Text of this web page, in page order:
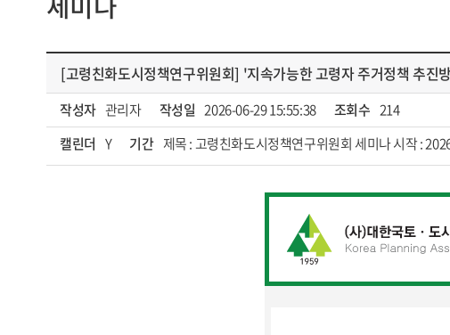
[고령친화도시정책연구위원회] '지속가능한 고령자 주거정책 추진
작성자 관리자 작성일 2026-06-29 15:55:38 조회수 214
캘린더 Y 기간 제목 : 고령친화도시정책연구위원회 세미나 시작 :